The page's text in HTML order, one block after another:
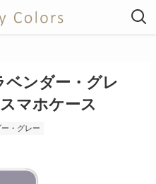
ベンダー・グレ
マホケース
・グレー